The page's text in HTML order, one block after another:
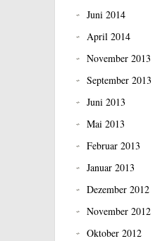
Juni 2014
April 2014
November 2013
September 2013
Juni 2013
Mai 2013
Februar 2013
Januar 2013
Dezember 2012
November 2012
Oktober 2012